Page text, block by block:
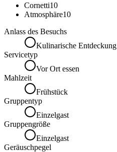
Cornetti10
Atmosphäre10
Anlass des Besuchs
Kulinarische Entdeckung
Servicetyp
Vor Ort essen
Mahlzeit
Frühstück
Gruppentyp
Einzelgast
Gruppengröße
Einzelgast
Geräuschpegel